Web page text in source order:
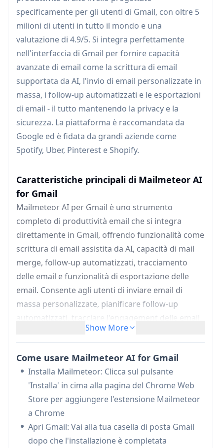
specificamente per gli utenti di Gmail, con oltre 5
milioni di utenti in tutto il mondo e una
valutazione di 4.9/5. Si integra perfettamente
nell'interfaccia di Gmail per fornire capacità
avanzate di email come la scrittura di email
supportata da AI, l'invio di email personalizzate in
massa, i follow-up automatizzati e le esportazioni
di email - il tutto mantenendo la privacy e la
sicurezza. La piattaforma è raccomandata da
Google ed è fidata da grandi aziende come
Spotify, Uber, Pinterest e Shopify.
Caratteristiche principali di Mailmeteor AI
for Gmail
Mailmeteor AI per Gmail è uno strumento
completo di produttività email che si integra
direttamente in Gmail, offrendo funzionalità come
scrittura di email assistita da AI, capacità di mail
merge, follow-up automatizzati, tracciamento
delle email e funzionalità di esportazione delle
email. Consente agli utenti di inviare email di
massa personalizzate, pianificare follow-up
automatizzati, tracciare l'engagement delle email
e gestire campagne email tutto all'interno della
loro interfaccia Gmail, mantenendo la privacy e
alti tassi di consegna.
Scrittore di Email AI:Scrivi e compone email
più rapidamente utilizzando l'assistenza dell'AI,
aiutando gli utenti a creare contenuti email più
efficaci e professionali
Sistema di Follow-up Intelligente:Pianifica e
invia automaticamente email di follow-up
Show More
Come usare Mailmeteor AI for Gmail
Installa Mailmeteor: Clicca sul pulsante
'Installa' in cima alla pagina del Chrome Web
Store per aggiungere l'estensione Mailmeteor
a Chrome
Apri Gmail: Vai alla tua casella di posta Gmail
dopo che l'installazione è completata